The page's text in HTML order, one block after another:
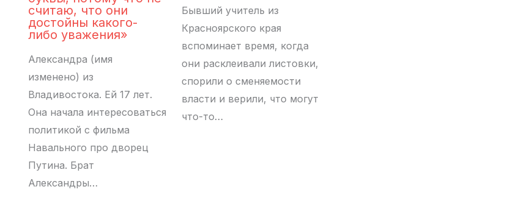
считаю, что они
достойны какого-
либо уважения»
Александра (имя
изменено) из
Владивостока. Ей 17 лет.
Она начала интересоваться
политикой с фильма
Навального про дворец
Путина. Брат
Александры…
Бывший учитель из
Красноярского края
вспоминает время, когда
они расклеивали листовки,
спорили о сменяемости
власти и верили, что могут
что-то…